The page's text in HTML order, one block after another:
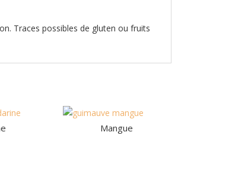
Traces possibles de gluten ou fruits
Mangue